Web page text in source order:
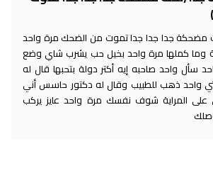
جدا جدا جدا تموت من الضحك مرة واحد
وما كملها مرة واحد بخيل حب يشرب شاي وضع
سأل واحد صاحبه إيه أكتر دولة بتحبها قال له
واحد ذهب للطبيب وقال له دكتور حاسس أني
المراية شوف نفسك مرة واحد عايز يركب